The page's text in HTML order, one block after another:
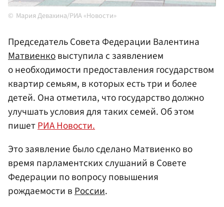
Мария Девахина/РИА «Новости»
Председатель Совета Федерации Валентина
Матвиенковыступила с заявлением
о необходимости предоставления государством
квартир семьям, в которых есть три и более
детей. Она отметила, что государство должно
улучшать условия для таких семей. Об этом
пишетРИА Новости.
Это заявление было сделано Матвиенко во
время парламентских слушаний в Совете
Федерации по вопросу повышения
рождаемости вРоссии.